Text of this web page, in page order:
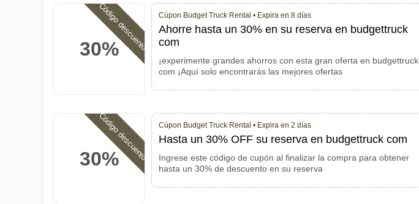
30%
Código descuento Cúpon Budget Truck Rental • Expira en 8 días
Ahorre hasta un 30% en su reserva en budgettruck
com
¡experimente grandes ahorros con esta gran oferta en budgettruck
com ¡Aquí solo encontrarás las mejores ofertas
30%
Código descuento Cúpon Budget Truck Rental • Expira en 2 días
Hasta un 30% OFF su reserva en budgettruck com
Ingrese este código de cupón al finalizar la compra para obtener
hasta un 30% de descuento en su reserva